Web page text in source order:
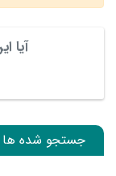
آیا
جستجو شده ها